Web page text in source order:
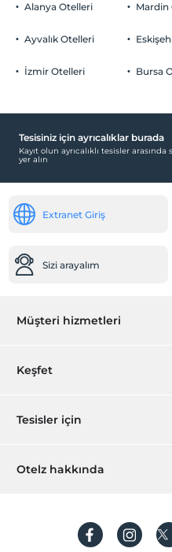
Otopark
Ücretsiz
Ortak Alanlar
Sigara içilmeyen odalar
Bebek karyolası
24 saat açık resepsiyon
Klima
Deniz manzarası
Cafe Türk
Paket servis olanağı
2 yaşına kadar olan bebekler
Alanya Otelleri
Ayvalık Otelleri
İzmir Otelleri
Mardin
Bursa
Tesisiniz için ayrıcalıklar burada
Kayıt olun ayrıcalıklı tesisler arasında
yer alın
Extranet Giriş
Sizi arayalım
Müşteri hizmetleri
Rezervasyon yönet
Sıkça sorulan sorular
Keşfet
Hediye Kart
Hesap oluştur
Tesisler için
Hemen tesisinizi ekleyin
Otelz hakkında